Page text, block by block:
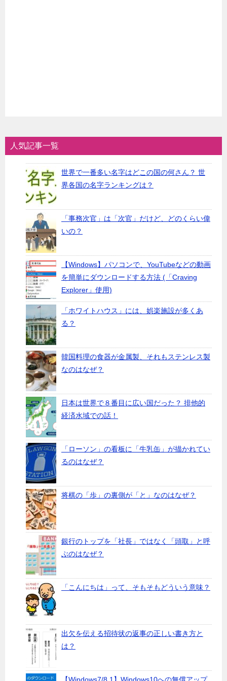
人気記事一覧
世界で一番多い名字はどこの国の何さん？ 世
界各国の名字ランキングは？
「事務次官」は「次官」だけど、どのくらい偉
いの？
【Windows】パソコンで、YouTubeなどの動画
を簡単にダウンロードする方法 (「Craving
Explorer」使用)
「ホワイトハウス」には、娯楽施設が多くあ
る？
韓国料理の食器が金属製、それもステンレス製
なのはなぜ？
日本は世界で８番目に広い国だった？ 排他的
経済水域での話！
「ローソン」の看板に「牛乳缶」が描かれてい
るのはなぜ？
将棋の「歩」の裏側が「と」なのはなぜ？
銀行のトップを「社長」ではなく「頭取」と呼
ぶのはなぜ？
「こんにちは」って、そもそもどういう意味？
出欠を伝える招待状の返事の正しい書き方と
は？